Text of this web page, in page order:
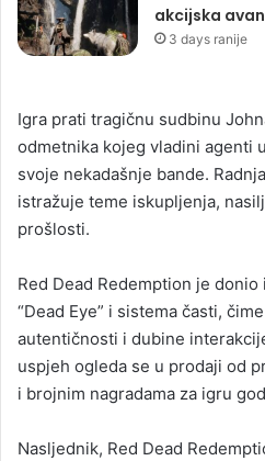
akcijska
3 days ranije
Igra prati tragičnu sudbinu
odmetnika kojeg vladini agenti
svoje nekadašnje bande.
istražuje teme iskupljenja,
prošlosti.
Red Dead Redemption je
“Dead Eye” i sistema časti,
autentičnosti i dubine
uspjeh ogleda se u prodaji od
i brojnim nagradama za igru
Nasljednik, Red Dead